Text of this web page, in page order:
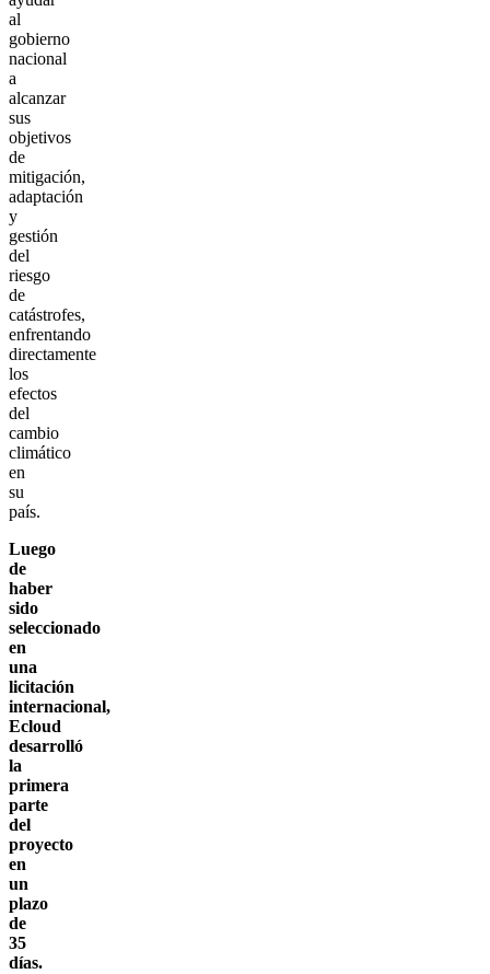
al
gobierno
nacional
a
alcanzar
sus
objetivos
de
mitigación,
adaptación
y
gestión
del
riesgo
de
catástrofes,
enfrentando
directamente
los
efectos
del
cambio
climático
en
su
país.
Luego
de
haber
sido
seleccionado
en
una
licitación
internacional,
Ecloud
desarrolló
la
primera
parte
del
proyecto
en
un
plazo
de
35
días.